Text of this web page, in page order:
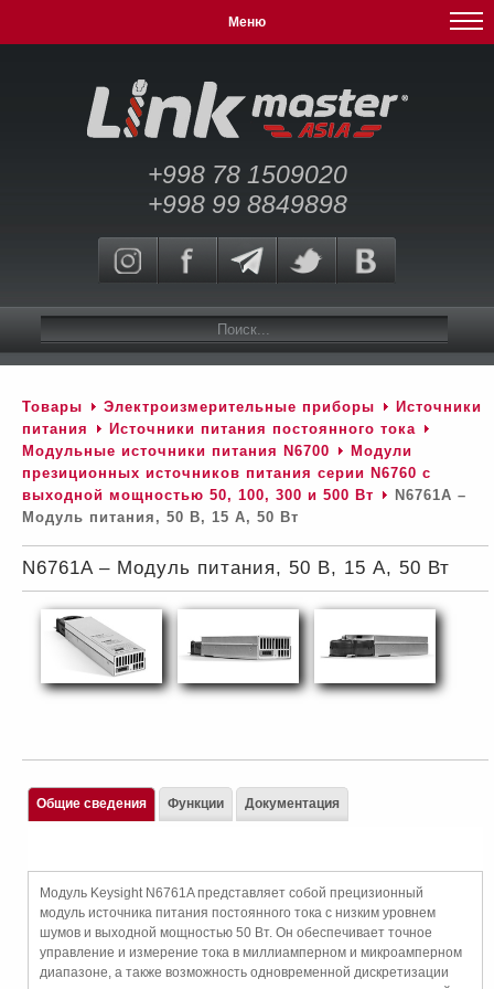
Меню
+998 78 1509020
+998 99 8849898
Товары Электроизмерительные приборы
Источники
питания
Источники питания постоянного тока
Модульные источники питания N6700
Модули
презиционных источников питания серии N6760 c
выходной мощностью 50, 100, 300 и 500 Вт
N6761A –
Модуль питания, 50 В, 15 А, 50 Вт
N6761A – Модуль питания, 50 В, 15 А, 50 Вт
Общие сведения
Модуль Keysight N6761A представляет собой прецизионный
модуль источника питания постоянного тока с низким уровнем
шумов и выходной мощностью 50 Вт. Он обеспечивает точное
управление и измерение тока в миллиамперном и микроамперном
диапазоне, а также возможность одновременной дискретизации
Функции Документация